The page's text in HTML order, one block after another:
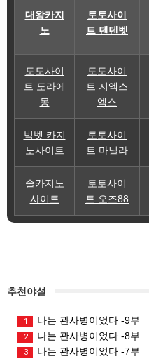
대왕카지
노
토토사이
트 텐텐벳
토토사이
트 도라에
몽
토토사이
트 지엑스
엑스
빅벳 카지
노사이트
토토사이
트 마닐라
솔카지노
사이트
토토사이
트 오즈88
추천야설
1 나는 관사병이었다 -9부
2 나는 관사병이었다 -8부
3 나는 관사병이었다 -7부